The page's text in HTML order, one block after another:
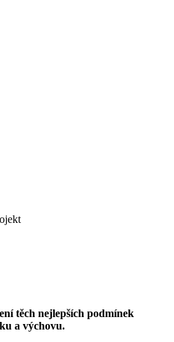
těch nejlepších podmínek
a výchovu.